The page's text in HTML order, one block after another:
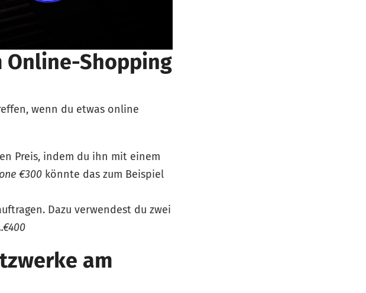
Online-Shopping
wenn du etwas online
Preis, indem du ihn mit einem
€300 könnte das zum Beispiel
Dazu verwendest du zwei
am